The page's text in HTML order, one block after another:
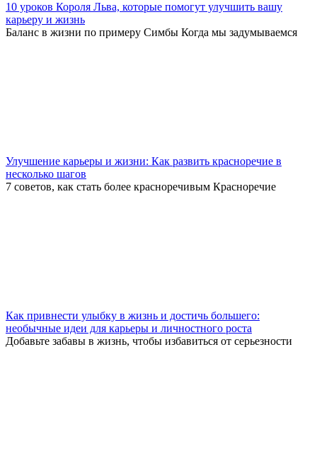
10 уроков Короля Льва, которые помогут улучшить вашу
карьеру и жизнь
Баланс в жизни по примеру Симбы Когда мы задумываемся
Улучшение карьеры и жизни: Как развить красноречие в
несколько шагов
7 советов, как стать более красноречивым Красноречие
Как привнести улыбку в жизнь и достичь большего:
необычные идеи для карьеры и личностного роста
Добавьте забавы в жизнь, чтобы избавиться от серьезности